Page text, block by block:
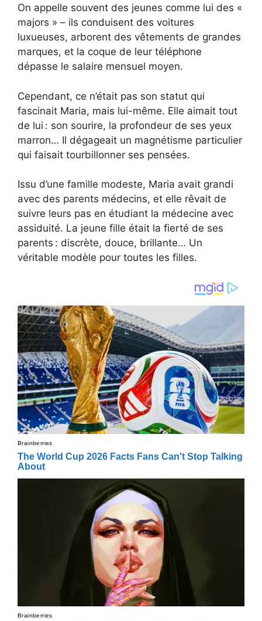
On appelle souvent des jeunes comme lui des «
majors » – ils conduisent des voitures
luxueuses, arborent des vêtements de grandes
marques, et la coque de leur téléphone
dépasse le salaire mensuel moyen.
Cependant, ce n’était pas son statut qui
fascinait Maria, mais lui-même. Elle aimait tout
de lui : son sourire, la profondeur de ses yeux
marron… Il dégageait un magnétisme particulier
qui faisait tourbillonner ses pensées.
Issu d’une famille modeste, Maria avait grandi
avec des parents médecins, et elle rêvait de
suivre leurs pas en étudiant la médecine avec
assiduité. La jeune fille était la fierté de ses
parents : discrète, douce, brillante… Un
véritable modèle pour toutes les filles.